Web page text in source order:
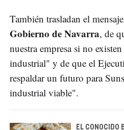
También trasladan el
Gobierno de Navarra, de
nuestra empresa si no
industrial" y de que el
respaldar un futuro para
industrial viable".
EL CONOCIDO